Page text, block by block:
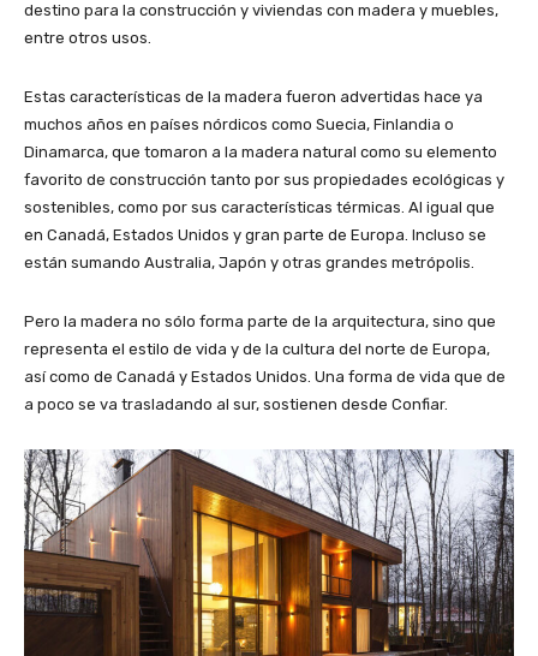
destino para la construcción y viviendas con madera y muebles,
entre otros usos.
Estas características de la madera fueron advertidas hace ya
muchos años en países nórdicos como Suecia, Finlandia o
Dinamarca, que tomaron a la madera natural como su elemento
favorito de construcción tanto por sus propiedades ecológicas y
sostenibles, como por sus características térmicas. Al igual que
en Canadá, Estados Unidos y gran parte de Europa. Incluso se
están sumando Australia, Japón y otras grandes metrópolis.
Pero la madera no sólo forma parte de la arquitectura, sino que
representa el estilo de vida y de la cultura del norte de Europa,
así como de Canadá y Estados Unidos. Una forma de vida que de
a poco se va trasladando al sur, sostienen desde Confiar.